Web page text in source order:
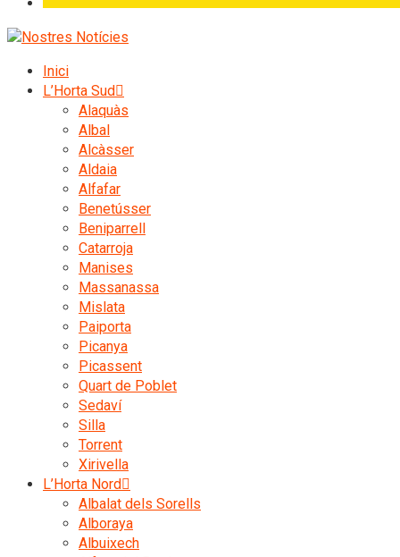
Inici
L’Horta Sud
Alaquàs
Albal
Alcàsser
Aldaia
Alfafar
Benetússer
Beniparrell
Catarroja
Manises
Massanassa
Mislata
Paiporta
Picanya
Picassent
Quart de Poblet
Sedaví
Silla
Torrent
Xirivella
L’Horta Nord
Albalat dels Sorells
Alboraya
Albuixech